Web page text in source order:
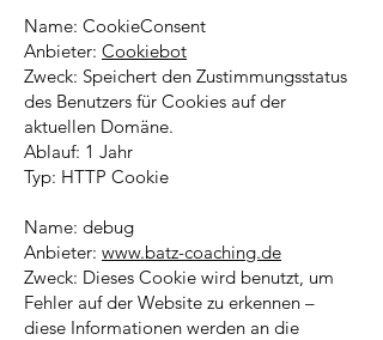
Name: CookieConsent
Anbieter: Cookiebot
Zweck: Speichert den Zustimmungsstatus
des Benutzers für Cookies auf der
aktuellen Domäne.
Ablauf: 1 Jahr
Typ: HTTP Cookie
Name: debug
Anbieter: www.batz-coaching.de
Zweck: Dieses Cookie wird benutzt, um
Fehler auf der Website zu erkennen –
diese Informationen werden an die